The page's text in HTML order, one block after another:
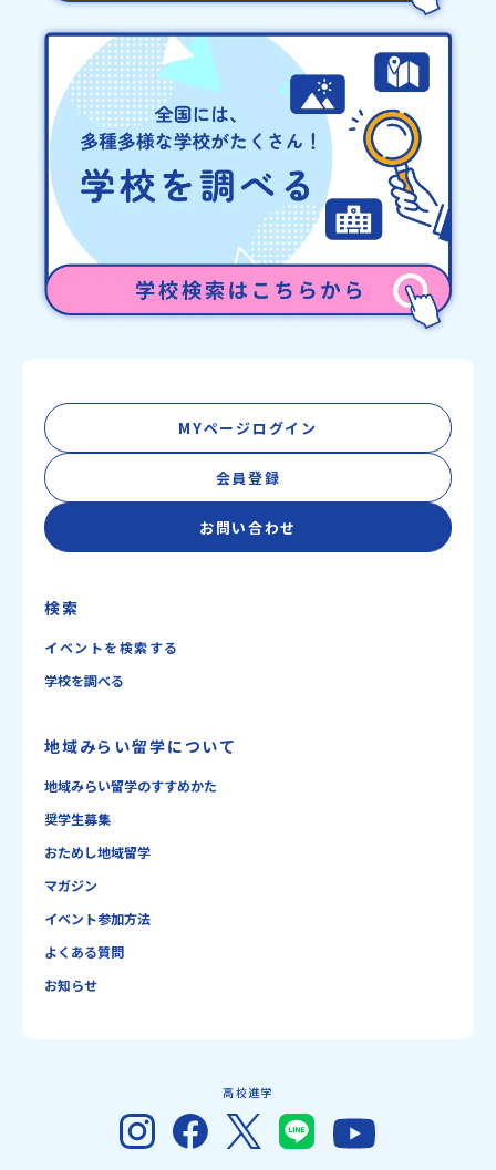
MYページログイン
会員登録
お問い合わせ
検索
イベントを検索する
学校を調べる
地域みらい留学について
地域みらい留学のすすめかた
奨学生募集
おためし地域留学
マガジン
イベント参加方法
よくある質問
お知らせ
高校進学